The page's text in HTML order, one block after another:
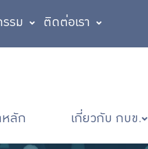
รรม ติดต่อเรา
หลัก เกี่ยวกับ กบข.